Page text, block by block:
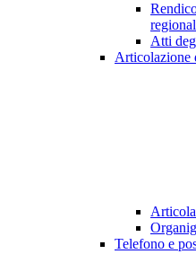
Atti
Articolazione
Telefono e